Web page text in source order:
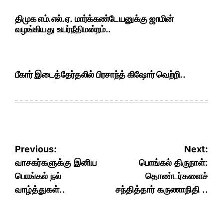
திமுக எம்.எல்.ஏ. மார்க்கண்டேயனுக்கு ஜாமின்
வழங்கியது உயர்நீதிமன்றம்..
பீகார் இடைத்தேர்தலில் பிரசாந்த் கிஷோர் வெற்றி..
Post
navigation
Previous:
வாசகர்களுக்கு இனிய
பொங்கல் நல்
வாழ்த்துகள்..
Next:
பொங்கல் திருநாள்:
தொண்டர்களைச்
சந்தித்தார் கருணாநிதி ..